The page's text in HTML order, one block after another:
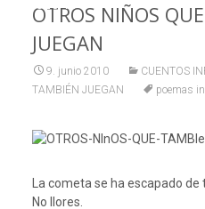
OTROS NIÑOS
JUEGAN
9. junio 2010 CUENTOS
TAMBIÉN JUEGAN
poemas
La cometa se ha escapado de
No llores.